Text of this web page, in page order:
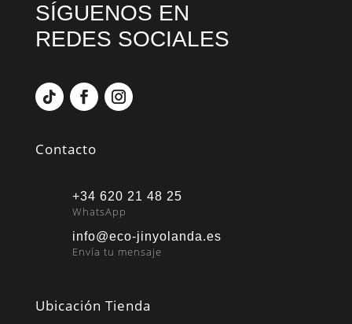
SÍGUENOS EN
REDES SOCIALES
Contacto
+34 620 21 48 25
WhatsApp
info@eco-jinyolanda.es
Envía tu mensaje
Ubicación Tienda